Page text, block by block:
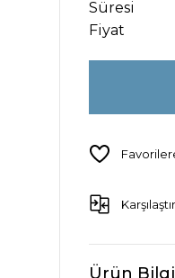
Süresi
Fiyat
Karşılaştır
Ürün